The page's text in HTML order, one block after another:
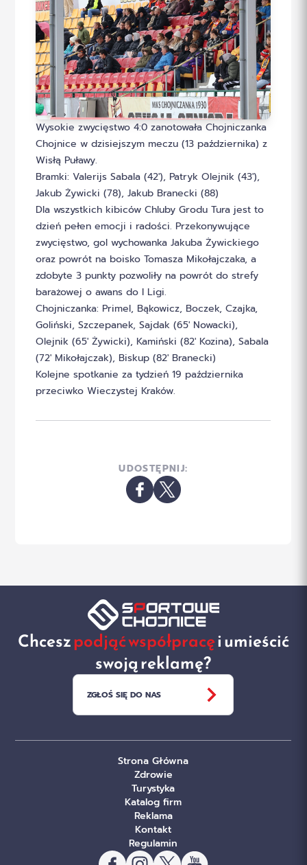
Wysokie zwycięstwo 4:0 zanotowała Chojniczanka
Chojnice w dzisiejszym meczu (13 października) z
Wisłą Puławy.
Bramki: Valerijs Sabala (42′), Patryk Olejnik (43′),
Jakub Żywicki (78), Jakub Branecki (88)
Dla wszystkich kibiców Chluby Grodu Tura jest to
dzień pełen emocji i radości. Przekonywujące
zwycięstwo, gol wychowanka Jakuba Żywickiego
oraz powrót na boisko Tomasza Mikołajczaka, a
zdobyte 3 punkty pozwoliły na powrót do strefy
barażowej o awans do I Ligi.
Chojniczanka: Primel, Bąkowicz, Boczek, Czajka,
Goliński, Szczepanek, Sajdak (65′ Nowacki),
Olejnik (65′ Żywicki), Kamiński (82′ Kozina), Sabala
(72′ Mikołajczak), Biskup (82′ Branecki)
Kolejne spotkanie za tydzień 19 października
przeciwko Wieczystej Kraków.
UDOSTĘPNIJ:
Chceszpodjąć współpracęi umieścić
swoją reklamę?
ZGŁOŚ SIĘ DO NAS
Strona Główna
Zdrowie
Turystyka
Katalog firm
Reklama
Kontakt
Regulamin